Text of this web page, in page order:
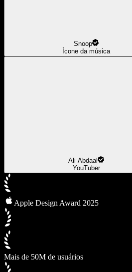
Snoop
Ícone da música
Ali Abdaal
YouTuber
Apple Design Award 2025
Mais de 50M de usuários